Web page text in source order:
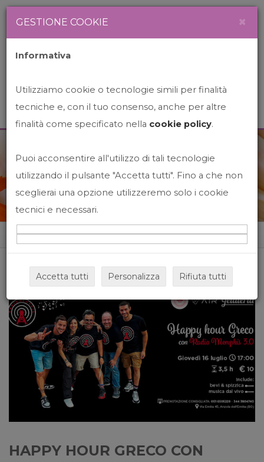
News&Events
Home News&events
HAPPY HOUR GRECO CON
GESTIONE COOKIE ×
Informativa
Utilizziamo cookie o tecnologie simili per finalità
tecniche e, con il tuo consenso, anche per altre
finalità come specificato nella cookie policy.
Puoi acconsentire all'utilizzo di tali tecnologie
utilizzando il pulsante "Accetta tutti". Fino a che non
sceglierai una opzione utilizzeremo solo i cookie
tecnici e necessari.
Accetta tutti Personalizza Rifiuta tutti